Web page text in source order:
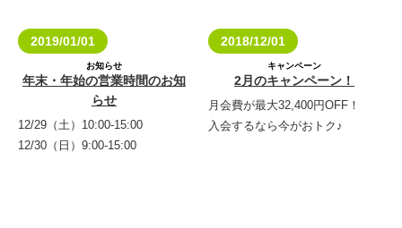
2019/01/01
お知らせ
年末・年始の営業時間のお知
らせ
12/29（土）10:00-15:00
12/30（日）9:00-15:00
2018/12/01
キャンペーン
2月のキャンペーン！
月会費が最大32,400円OFF！
入会するなら今がおトク♪